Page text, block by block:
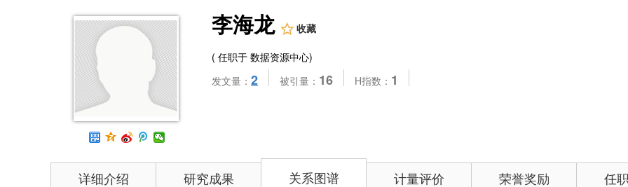
李海龙 收藏
( 任职于 数据资源中心)
发文量： 2 被引量： 16 H指数： 1
详细介绍 研究成果 关系图谱 计量评价 荣誉奖励 任